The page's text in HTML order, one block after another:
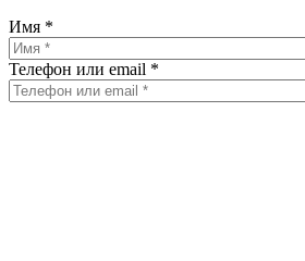
Имя *
Телефон или email *